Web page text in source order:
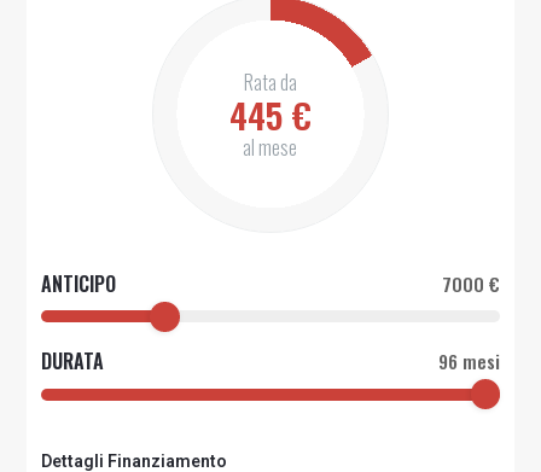
ANTICIPO 7000 €
DURATA 96 mesi
Dettagli Finanziamento
Rata da
445€
al mese